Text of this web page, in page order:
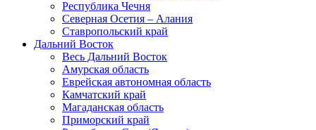
Республика Чечня
Северная Осетия – Алания
Ставропольский край
Дальний Восток
Весь Дальний Восток
Амурская область
Еврейская автономная область
Камчатский край
Магаданская область
Приморский край